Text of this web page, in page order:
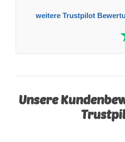
weitere Trustpilot
Unsere